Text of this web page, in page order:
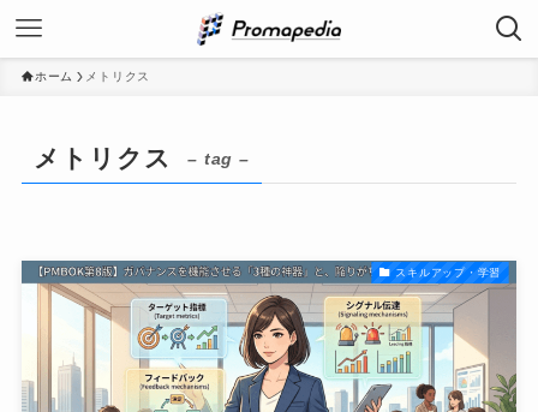
ホーム メトリクス
メトリクス – tag –
スキルアップ・学習